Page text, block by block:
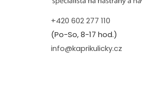
+420 602 277 110
(Po-So, 8-17 hod.)
info@kaprikulicky.cz